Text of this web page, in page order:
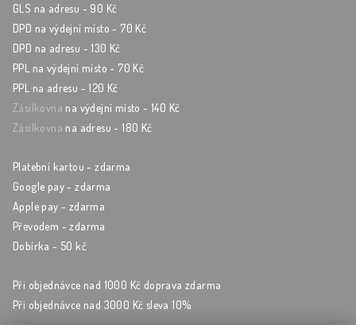
GLS na adresu - 90 Kč
DPD na výdejní místo - 70 Kč
DPD na adresu - 130 Kč
PPL na výdejní místo - 70 Kč
PPL na adresu - 120 Kč
Zásilkovna na výdejní místo - 140 Kč
Zásilkovna na adresu - 180 Kč
Platební kartou - zdarma
Google pay - zdarma
Apple pay - zdarma
Převodem - zdarma
Dobírka - 50 kč
Při objednávce nad 1000 Kč doprava zdarma
Při objednávce nad 3000 Kč sleva 10%